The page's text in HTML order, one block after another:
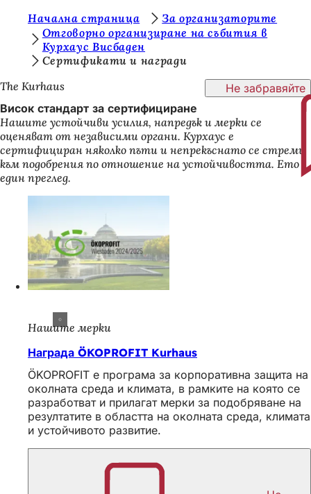
Преминаване към съдържанието
с
т
е
т
у
Начална страница
За организаторите
Отговорно организиране на събития в
Курхаус Висбаден
Сертификати и награди
The Kurhaus
Не забравяйте
Висок стандарт за сертифициране
Нашите устойчиви усилия, напредък и мерки се
оценяват от независими органи. Курхаус е
сертифициран няколко пъти и непрекъснато се стреми
към подобрения по отношение на устойчивостта. Ето
един преглед.
Нашите мерки
Награда ÖKOPROFIT Kurhaus
ÖKOPROFIT е програма за корпоративна защита на
околната среда и климата, в рамките на която се
разработват и прилагат мерки за подобряване на
резултатите в областта на околната среда, климата
и устойчивото развитие.